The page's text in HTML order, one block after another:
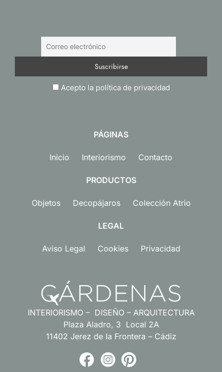
Acepto la política de privacidad
PÁGINAS
Inicio Interiorismo Contacto
PRODUCTOS
Objetos Decopájaros Colección Atrio
LEGAL
Aviso Legal Cookies Privacidad
INTERIORISMO – DISEÑO – ARQUITECTURA
Plaza Aladro, 3 Local 2A
11402 Jerez de la Frontera – Cádiz